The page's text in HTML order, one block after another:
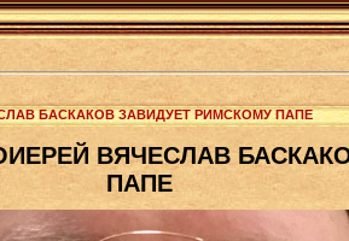
БАСКАКОВ ЗАВИДУЕТ РИМСКОМУ ПАПЕ
ВЯЧЕСЛАВ
ПАПЕ